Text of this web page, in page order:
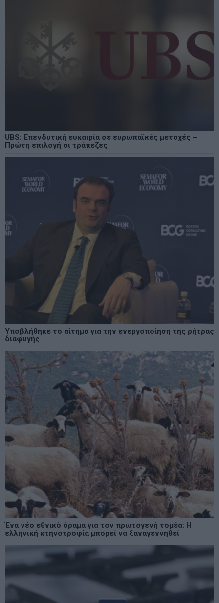
UBS: Επενδυτική ευκαιρία σε ευρωπαϊκές μετοχές –
Πρώτη επιλογή οι τράπεζες
Υποβλήθηκε το αίτημα για την ενεργοποίηση της ρήτρας
διαφυγής
Ένα νέο εθνικό όραμα για τον πρωτογενή τομέα: Η
ελληνική κτηνοτροφία μπορεί να ξαναγεννηθεί